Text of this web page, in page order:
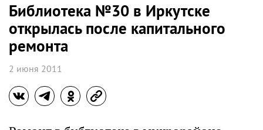
Библиотека №30 в Иркутске
открылась после капитального
ремонта
2 июня 2011